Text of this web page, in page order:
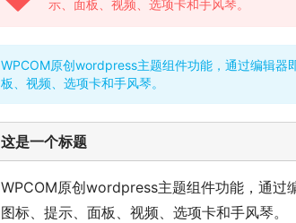
示、面板、视频、选项卡和手风琴。
WPCOM原创wordpress主题组件功能，通过编辑器
板、视频、选项卡和手风琴。
这是一个标题
WPCOM原创wordpress主题组件功能，通过
图标、提示、面板、视频、选项卡和手风琴。